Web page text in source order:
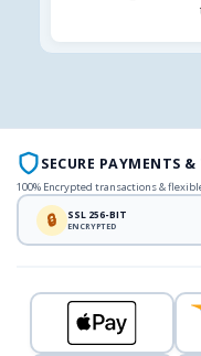
SECURE PAYMENTS &
100% Encrypted transactions &
🔒 SSL 256-BIT
ENCRYPTED